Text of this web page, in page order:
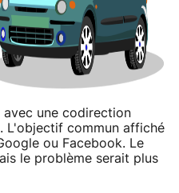
avec une codirection
L'objectif commun affiché
ou Facebook. Le
le problème serait plus